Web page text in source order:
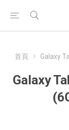
首頁 Galaxy
Galaxy